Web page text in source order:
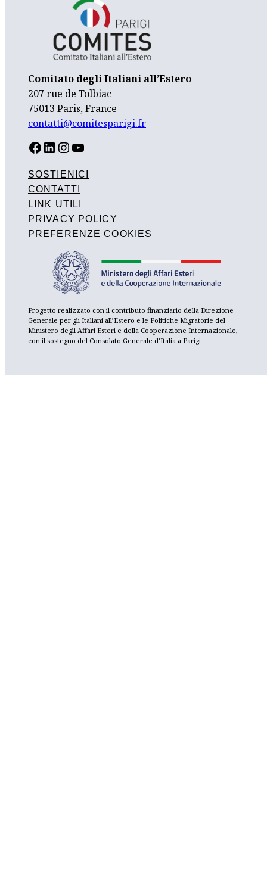
Comitato degli Italiani all’Estero
207 rue de Tolbiac
75013 Paris, France
contatti@comitesparigi.fr
FACEBOOK LINKEDIN INSTAGRAM YOUTUBE
SOSTIENICI
CONTATTI
LINK UTILI
PRIVACY POLICY
PREFERENZE COOKIES
Progetto realizzato con il contributo finanziario della Direzione
Generale per gli Italiani all’Estero e le Politiche Migratorie del
Ministero degli Affari Esteri e della Cooperazione Internazionale,
con il sostegno del Consolato Generale d’Italia a Parigi